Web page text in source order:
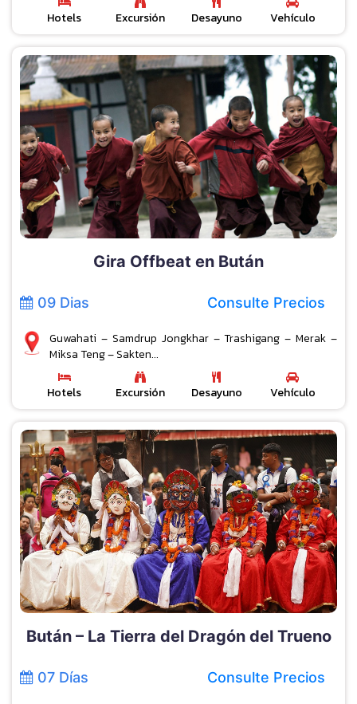
Hotels Excursión Desayuno Vehículo
Gira Offbeat en Bután
09 Dias Consulte Precios
Guwahati – Samdrup Jongkhar – Trashigang – Merak –
Miksa Teng – Sakten...
Hotels Excursión Desayuno Vehículo
Bután – La Tierra del Dragón del Trueno
07 Días Consulte Precios